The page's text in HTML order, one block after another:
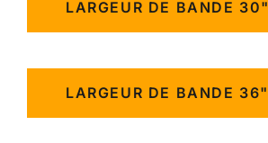
LARGEUR DE BANDE 30"
LARGEUR DE BANDE 36"